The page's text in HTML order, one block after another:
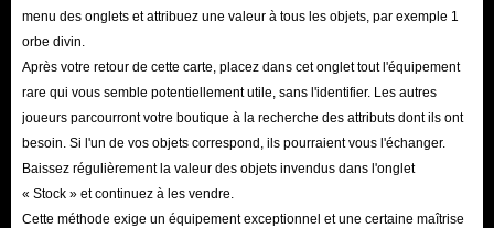
menu des onglets et attribuez une valeur à tous les objets, par exemple 1
orbe divin.
Après votre retour de cette carte, placez dans cet onglet tout l'équipement
rare qui vous semble potentiellement utile, sans l'identifier. Les autres
joueurs parcourront votre boutique à la recherche des attributs dont ils ont
besoin. Si l'un de vos objets correspond, ils pourraient vous l'échanger.
Baissez régulièrement la valeur des objets invendus dans l'onglet
« Stock » et continuez à les vendre.
Cette méthode exige un équipement exceptionnel et une certaine maîtrise